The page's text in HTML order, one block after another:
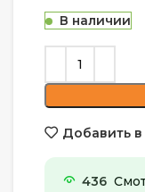
В наличии
Добавить
436